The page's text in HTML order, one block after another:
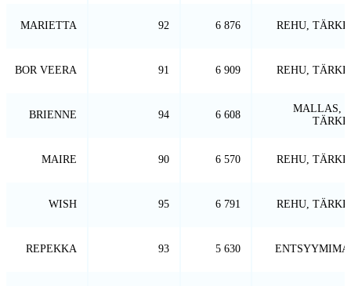
MARIETTA 92 6 876 REHU,
BOR VEERA 91 6 909 REHU,
BRIENNE 94 6 608
MALLAS,
MAIRE 90 6 570 REHU,
WISH 95 6 791 REHU,
REPEKKA 93 5 630